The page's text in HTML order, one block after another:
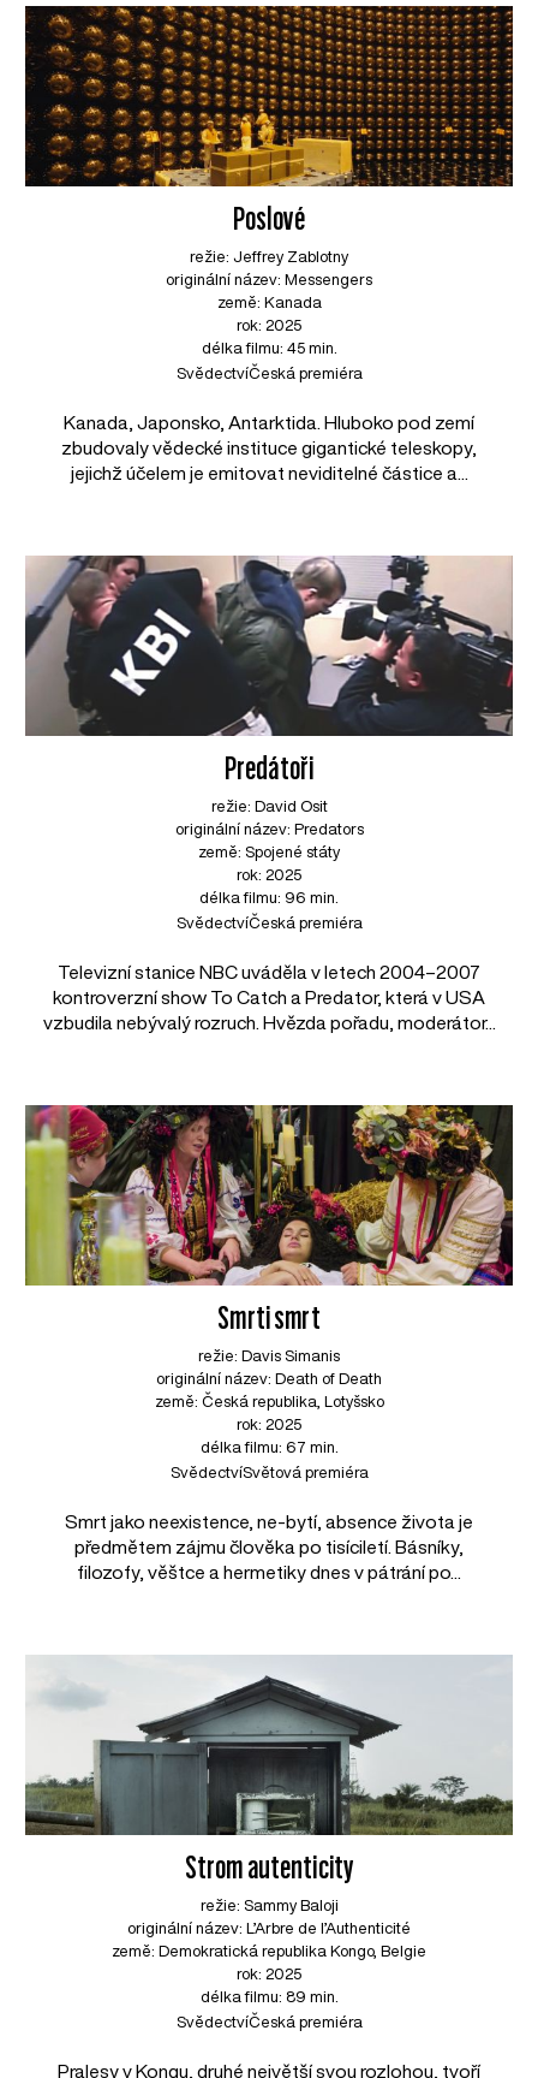
Poslové
režie: Jeffrey Zablotny
originální název: Messengers
země: Kanada
rok: 2025
délka filmu: 45 min.
SvědectvíČeská premiéra
Kanada, Japonsko, Antarktida. Hluboko pod zemí
zbudovaly vědecké instituce gigantické teleskopy,
jejichž účelem je emitovat neviditelné částice a...
Predátoři
režie: David Osit
originální název: Predators
země: Spojené státy
rok: 2025
délka filmu: 96 min.
SvědectvíČeská premiéra
Televizní stanice NBC uváděla v letech 2004–2007
kontroverzní show To Catch a Predator, která v USA
vzbudila nebývalý rozruch. Hvězda pořadu, moderátor...
Smrti smrt
režie: Davis Simanis
originální název: Death of Death
země: Česká republika, Lotyšsko
rok: 2025
délka filmu: 67 min.
SvědectvíSvětová premiéra
Smrt jako neexistence, ne-bytí, absence života je
předmětem zájmu člověka po tisíciletí. Básníky,
filozofy, věštce a hermetiky dnes v pátrání po...
Strom autenticity
režie: Sammy Baloji
originální název: L’Arbre de l’Authenticité
země: Demokratická republika Kongo, Belgie
rok: 2025
délka filmu: 89 min.
SvědectvíČeská premiéra
Pralesy v Kongu, druhé největší svou rozlohou, tvoří